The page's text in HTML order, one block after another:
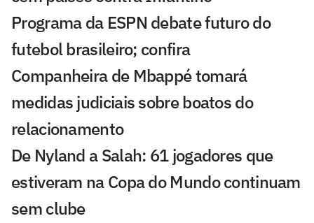
Programa da ESPN debate futuro do
futebol brasileiro; confira
Companheira de Mbappé tomará
medidas judiciais sobre boatos do
relacionamento
De Nyland a Salah: 61 jogadores que
estiveram na Copa do Mundo continuam
sem clube